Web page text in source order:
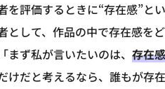
を評価するときに“存在感”と
として、作品の中で存在感を
まず私が言いたいのは、 存在
けだと考えるなら、誰もが存